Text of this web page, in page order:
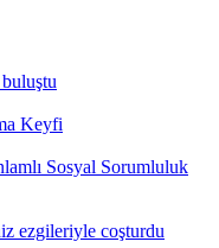
Keyfi
Sosyal Sorumluluk
ezgileriyle coşturdu